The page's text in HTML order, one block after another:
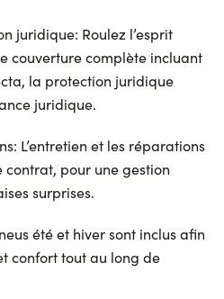
juridique: Roulez l’esprit
couverture complète incluant
la protection juridique
juridique.
L’entretien et les réparations
contrat, pour une gestion
surprises.
été et hiver sont inclus afin
confort tout au long de